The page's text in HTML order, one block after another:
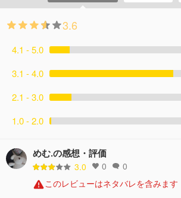
3.6
4.1 - 5.0
3.1 - 4.0
2.1 - 3.0
1.0 - 2.0
めむ.の感想・評価
3.0 0 0
このレビューはネタバレを含みます